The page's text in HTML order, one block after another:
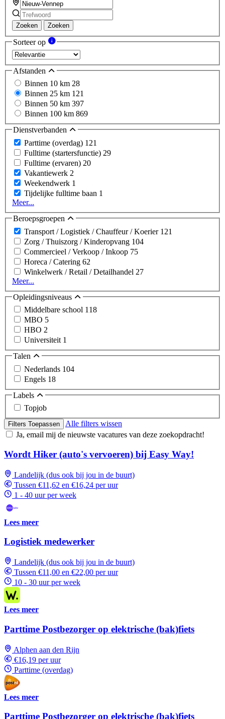
Zoeken Zoeken
Sorteer op
Afstanden
Binnen 10 km 28
Binnen 25 km 121
Binnen 50 km 397
Binnen 100 km 869
Dienstverbanden
Parttime (overdag) 121
Fulltime (startersfunctie) 29
Fulltime (ervaren) 20
Vakantiewerk 2
Weekendwerk 1
Tijdelijke fulltime baan 1
Meer...
Beroepsgroepen
Transport / Logistiek / Chauffeur / Koerier 121
Zorg / Thuiszorg / Kinderopvang 104
Commercieel / Verkoop / Inkoop 75
Horeca / Catering 62
Winkelwerk / Retail / Detailhandel 27
Meer...
Opleidingsniveaus
Middelbare school 118
MBO 5
HBO 2
Universiteit 1
Talen
Nederlands 104
Engels 18
Labels
Topjob
Filters Toepassen
Alle filters wissen
Ja, email mij de nieuwste vacatures van deze zoekopdracht!
Wordt Hiker (auto's vervoeren) bij Easy Way!
Landelijk (dus ook bij jou in de buurt)
Tussen €11,62 en €16,24 per uur
1 - 40 uur per week
Lees meer
Logistiek medewerker
Landelijk (dus ook bij jou in de buurt)
Tussen €11,00 en €22,00 per uur
10 - 30 uur per week
Lees meer
Parttime Postbezorger op elektrische (bak)fiets
Alphen aan den Rijn
€16,19 per uur
Parttime (overdag)
Lees meer
Parttime Postbezorger op elektrische (bak)fiets